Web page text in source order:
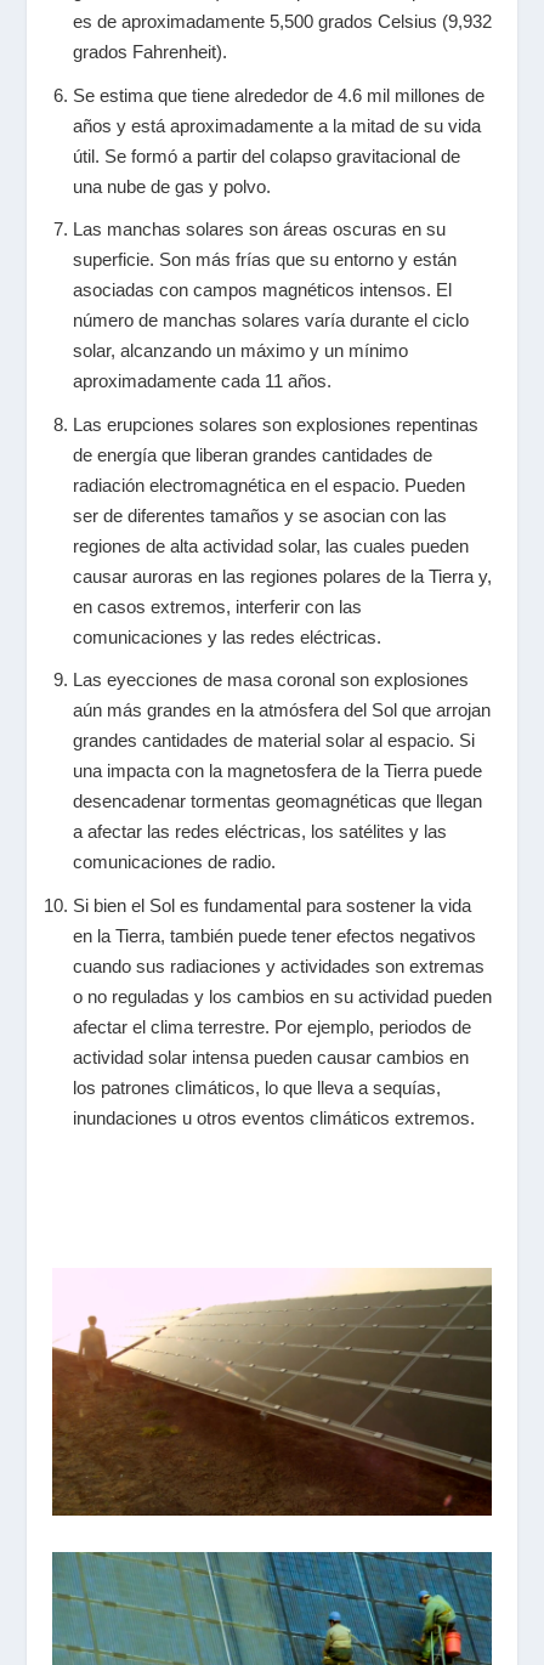
es de aproximadamente 5,500 grados Celsius (9,932
grados Fahrenheit).
Se estima que tiene alrededor de 4.6 mil millones de
años y está aproximadamente a la mitad de su vida
útil. Se formó a partir del colapso gravitacional de
una nube de gas y polvo.
Las manchas solares son áreas oscuras en su
superficie. Son más frías que su entorno y están
asociadas con campos magnéticos intensos. El
número de manchas solares varía durante el ciclo
solar, alcanzando un máximo y un mínimo
aproximadamente cada 11 años.
Las erupciones solares son explosiones repentinas
de energía que liberan grandes cantidades de
radiación electromagnética en el espacio. Pueden
ser de diferentes tamaños y se asocian con las
regiones de alta actividad solar, las cuales pueden
causar auroras en las regiones polares de la Tierra y,
en casos extremos, interferir con las
comunicaciones y las redes eléctricas.
Las eyecciones de masa coronal son explosiones
aún más grandes en la atmósfera del Sol que arrojan
grandes cantidades de material solar al espacio. Si
una impacta con la magnetosfera de la Tierra puede
desencadenar tormentas geomagnéticas que llegan
a afectar las redes eléctricas, los satélites y las
comunicaciones de radio.
Si bien el Sol es fundamental para sostener la vida
en la Tierra, también puede tener efectos negativos
cuando sus radiaciones y actividades son extremas
o no reguladas y los cambios en su actividad pueden
afectar el clima terrestre. Por ejemplo, periodos de
actividad solar intensa pueden causar cambios en
los patrones climáticos, lo que lleva a sequías,
inundaciones u otros eventos climáticos extremos.